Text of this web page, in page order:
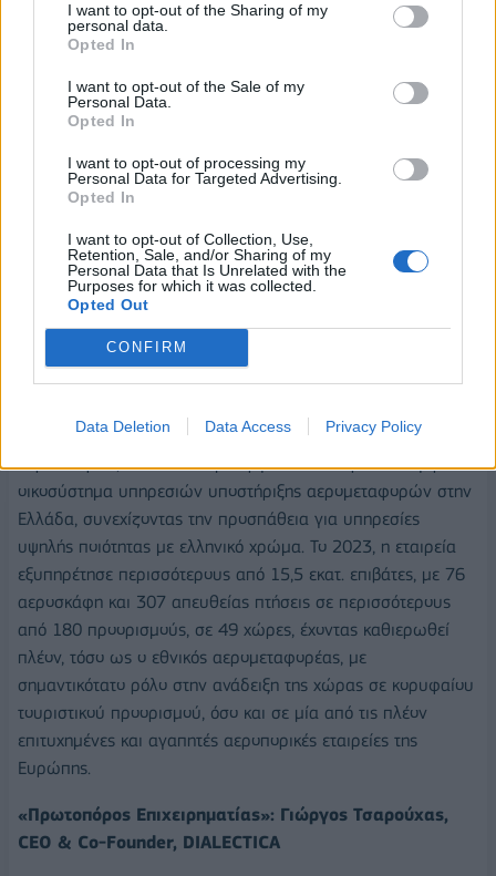
I want to opt-out of the Sharing of my
personal data.
Opted In
I want to opt-out of the Sale of my
Personal Data.
Opted In
I want to opt-out of processing my
Personal Data for Targeted Advertising.
Opted In
I want to opt-out of Collection, Use,
Retention, Sale, and/or Sharing of my
Personal Data that Is Unrelated with the
Purposes for which it was collected.
Opted Out
CONFIRM
Data Deletion Data Access Privacy Policy
εδραιωθεί στην αγορά. Το 2007 θα εισαχθεί στο
Χρηματιστήριο Αθηνών, εξασφαλίζοντας τη χρηματοδότηση
για την επέκταση των δραστηριοτήτων της και, παράλληλα,
θα ξεπεράσει και την, τότε κρατική, Ολυμπιακή, σε αριθμό
OLYMPIC AIR.
ανάπτυξη και η καινοτομία παραμένουν συνώνυμα των
εταιρειών του Ομίλου. Η AUTOHELLAS διαχειρίζεται στόλο
57.000 οχημάτων, έχοντας, παράλληλα, σημαντικό μερίδιο
στην εμπορία αυτοκινήτου με σημαντικό portfolio μαρκών,
έχει παρουσία σε οκτώ χώρες και συμμετέχει ενεργά στη
διαδικασία μετασχηματισμού του κλάδου. Όσο για την
ολοκληρώνοντας σταδιακά τις παραλαβές 50 νέων
αεροσκαφών, αλλά και δημιουργώντας το πρώτο σύγχρονο
οικοσύστημα υπηρεσιών υποστήριξης αερομεταφορών στην
Ελλάδα, συνεχίζοντας την προσπάθεια για υπηρεσίες
υψηλής ποιότητας με ελληνικό χρώμα. Το 2023, η εταιρεία
εξυπηρέτησε περισσότερους από 15,5 εκατ. επιβάτες, με 76
αεροσκάφη και 307 απευθείας πτήσεις σε περισσότερους
από 180 προορισμούς, σε 49 χώρες, έχοντας καθιερωθεί
πλέον, τόσο ως ο εθνικός αερομεταφορέας, με
σημαντικότατο ρόλο στην ανάδειξη της χώρας σε κορυφαίου
τουριστικού προορισμού, όσο και σε μία από τις πλέον
επιτυχημένες και αγαπητές αεροπορικές εταιρείες της
Ευρώπης.
«Πρωτοπόρος Επιχειρηματίας»: Γιώργος Τσαρούχας,
CEO & Co-Founder, DIALECTICA